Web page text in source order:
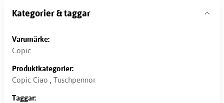
Kategorier & taggar
Varumärke:
Copic
Produktkategorier:
Copic Ciao , Tuschpennor
Taggar: